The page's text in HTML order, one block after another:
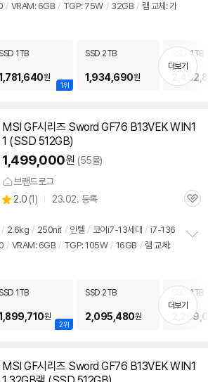
/ VRAM: 6GB / TGP: 75W / 32GB / 램 교체: 가
치
기
1위
1TB
원
SSD 2TB
1,934,690원
SSD 4TB
더보기
MSI GF시리즈 Sword GF76 B13VEK WIN1
1 (SSD 512GB)
1,499,000원 (55몰)
브랜드로그
별
2.0 (상
리
뷰
1) 23.02. 등록
관
/ 2.6kg / 250nit / 인텔 / 코어i7-13세대 / i7-136
/ VRAM: 6GB / TGP: 105W / 16GB / 램 교체:
치
기
2위
1TB
원
SSD 2TB
2,095,480원
SSD 4TB
더보기
MSI GF시리즈 Sword GF76 B13VEK WIN1